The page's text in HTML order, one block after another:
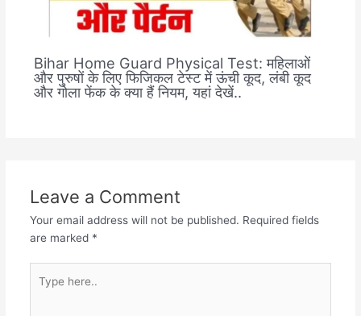
Bihar Home Guard Physical Test: महिलाओं
और पुरुषों के लिए फिजिकल टेस्ट में ऊंची कूद, लंबी कूद
और गोला फेंक के क्या हैं नियम, यहां देखें..
Leave a Comment
Your email address will not be published. Required fields
are marked *
here..